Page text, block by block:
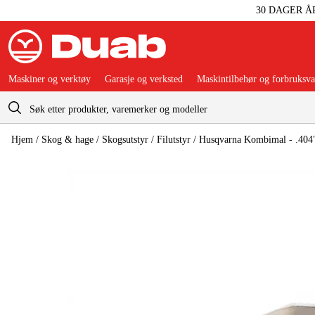
30 DAGER
Handlevogn
Maskiner og verktøy Garasje og verksted Maskintilbehør og
Hjem / Skog & hage / Skogsutstyr / Filutstyr / Husqvarna Kombimal -